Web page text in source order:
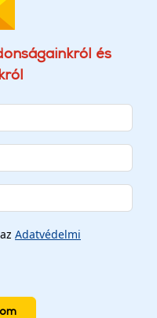
és
Adatvédelmi